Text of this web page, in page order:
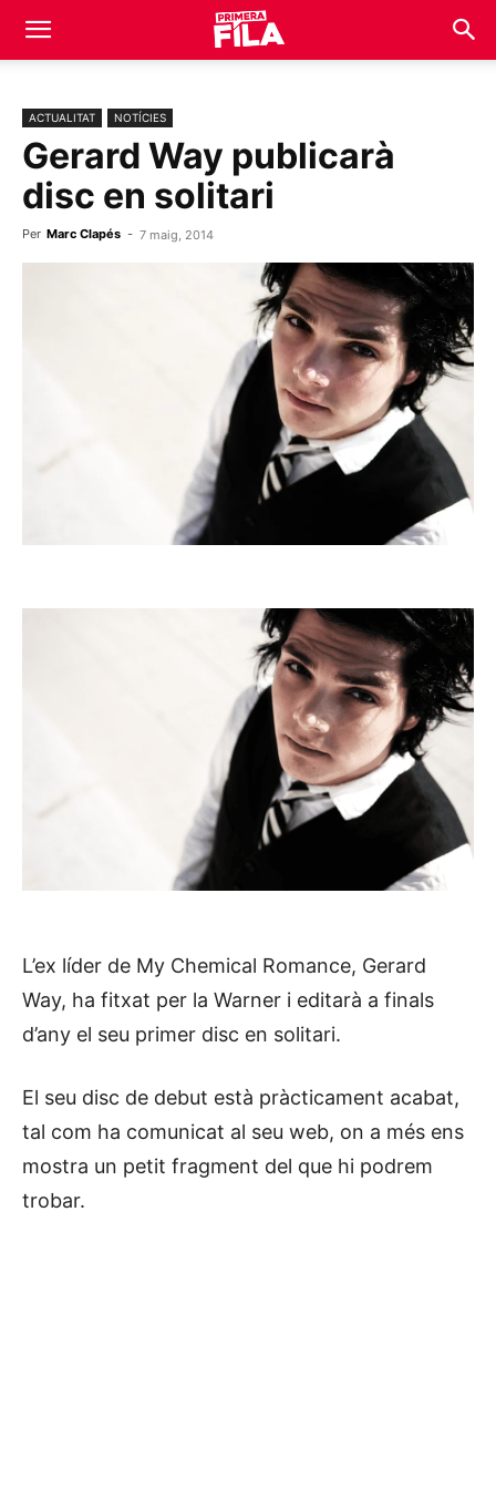
ACTUALITAT NOTÍCIES
Gerard Way publicarà
disc en solitari
Per Marc Clapés - 7 maig, 2014
L’ex líder de My Chemical Romance, Gerard
Way, ha fitxat per la Warner i editarà a finals
d’any el seu primer disc en solitari.
El seu disc de debut està pràcticament acabat,
tal com ha comunicat al seu web, on a més ens
mostra un petit fragment del que hi podrem
trobar.